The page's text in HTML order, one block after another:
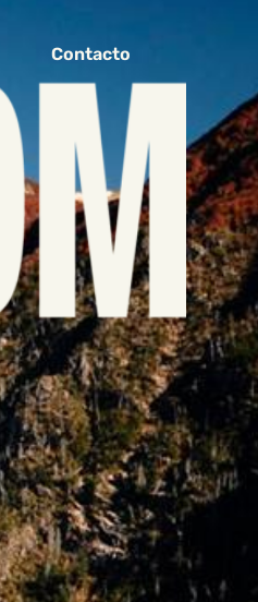
Contacto